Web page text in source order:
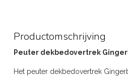
Productomschrijving
Peuter dekbedovertrek
Het peuter dekbedovertrek